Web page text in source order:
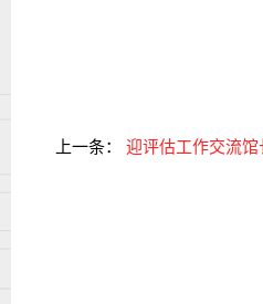
上一条： 迎评估工作交流